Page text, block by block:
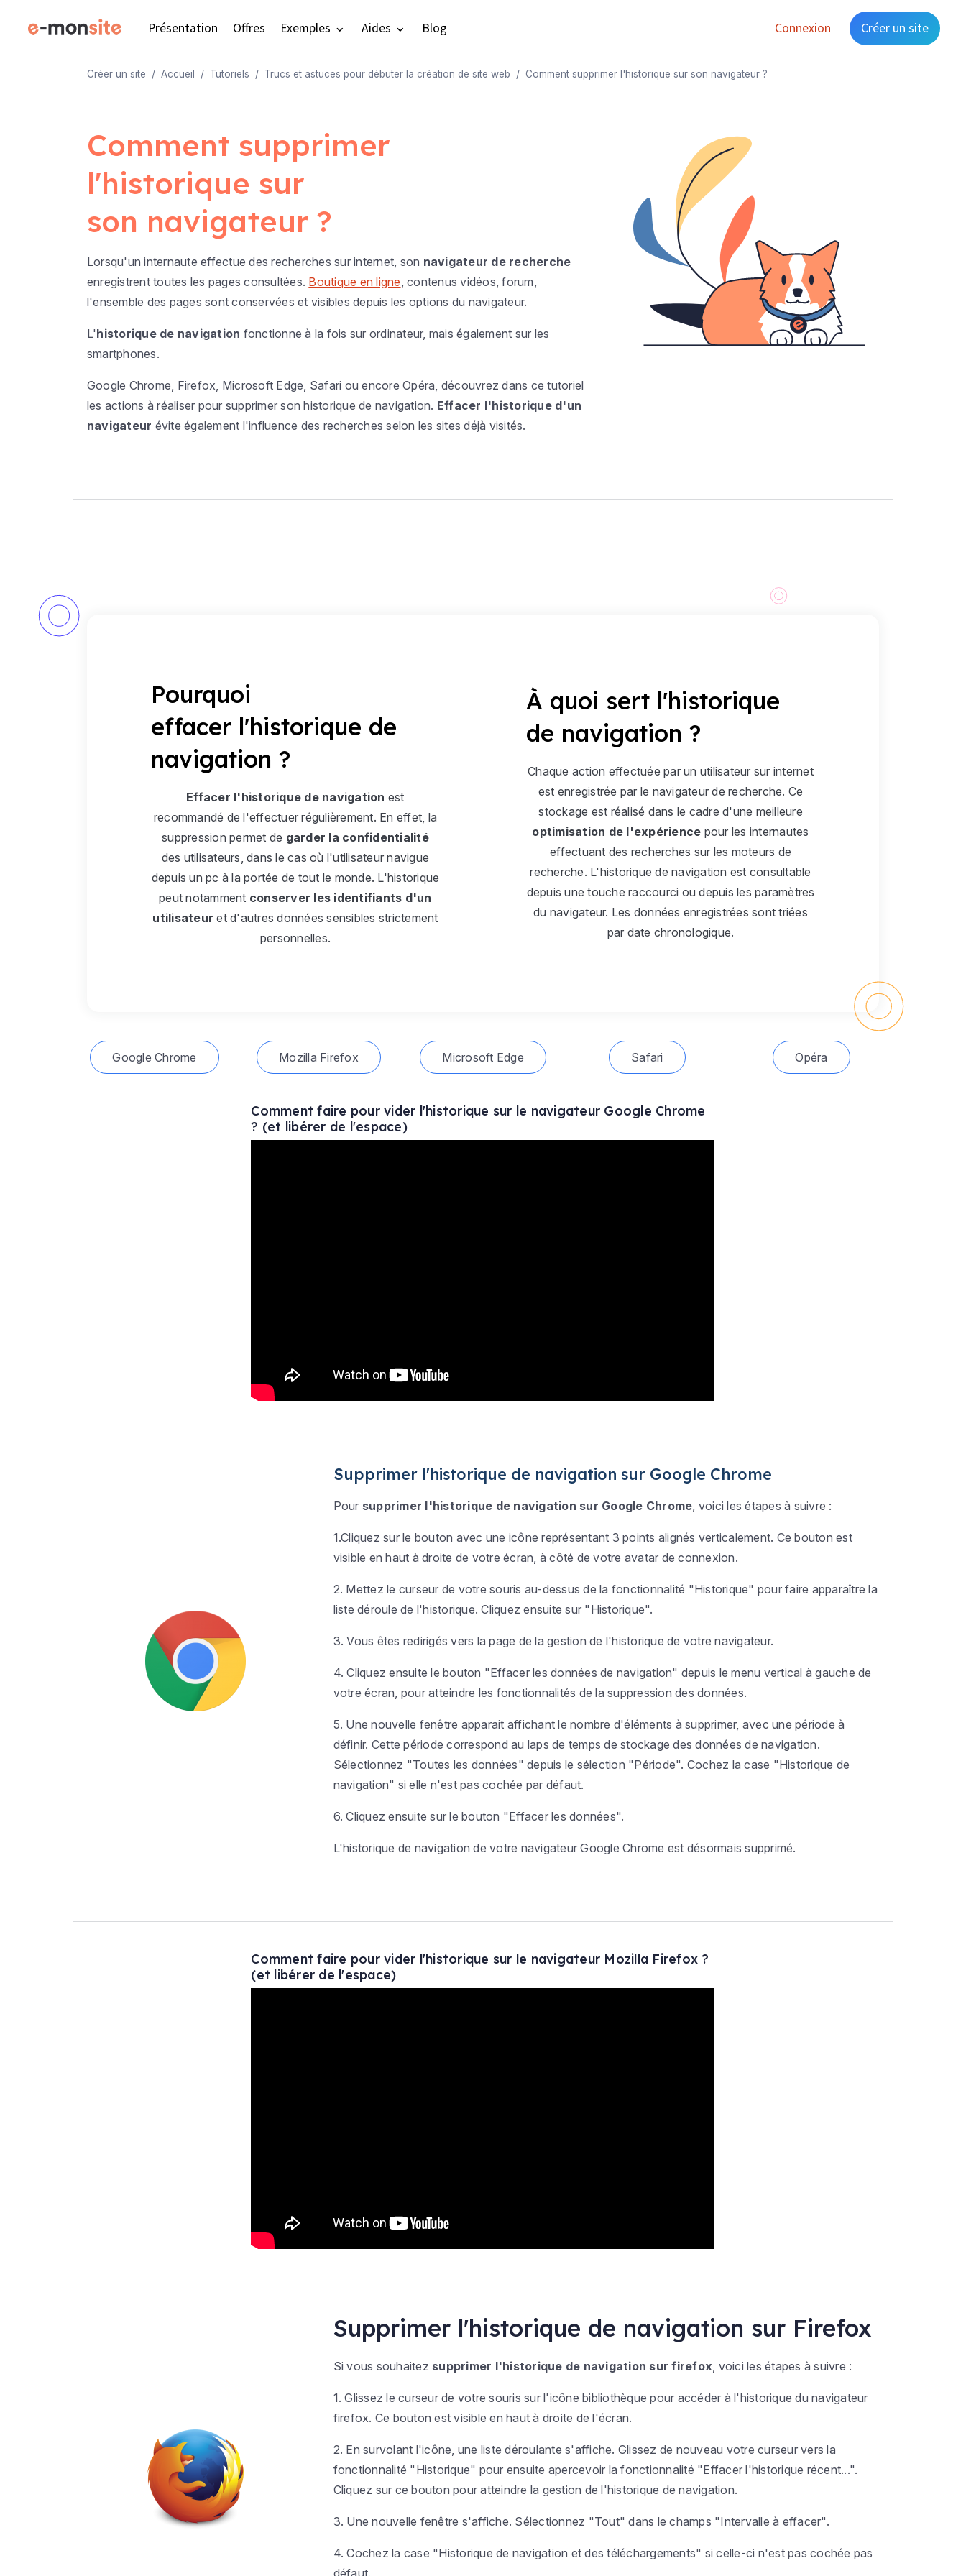
Présentation Offres Exemples Aides Blog Connexion Créer un site
Créer un site Accueil Tutoriels Trucs et astuces pour débuter la création de site web Comment supprimer l'historique sur son navigateur ?
Comment supprimer
l'historique sur
son navigateur ?
Lorsqu'un internaute effectue des recherches sur internet, son navigateur de recherche
enregistrent toutes les pages consultées. Boutique en ligne, contenus vidéos, forum,
l'ensemble des pages sont conservées et visibles depuis les options du navigateur.
L'historique de navigation fonctionne à la fois sur ordinateur, mais également sur les
smartphones.
Google Chrome, Firefox, Microsoft Edge, Safari ou encore Opéra, découvrez dans ce tutoriel
les actions à réaliser pour supprimer son historique de navigation. Effacer l'historique d'un
navigateur évite également l'influence des recherches selon les sites déjà visités.
Pourquoi
effacer l'historique de
navigation ?
Effacer l'historique de navigation est
recommandé de l'effectuer régulièrement. En effet, la
suppression permet de garder la confidentialité
des utilisateurs, dans le cas où l'utilisateur navigue
depuis un pc à la portée de tout le monde. L'historique
peut notamment conserver les identifiants d'un
utilisateur et d'autres données sensibles strictement
personnelles.
À quoi sert l'historique
de navigation ?
Chaque action effectuée par un utilisateur sur internet
est enregistrée par le navigateur de recherche. Ce
stockage est réalisé dans le cadre d'une meilleure
optimisation de l'expérience pour les internautes
effectuant des recherches sur les moteurs de
recherche. L'historique de navigation est consultable
depuis une touche raccourci ou depuis les paramètres
du navigateur. Les données enregistrées sont triées
par date chronologique.
Google Chrome Mozilla Firefox Microsoft Edge Safari Opéra
Comment faire pour vider l'historique sur le navigateur Google Chrome
? (et libérer de l'espace)
Supprimer l'historique de navigation sur Google Chrome
Pour supprimer l'historique de navigation sur Google Chrome, voici les étapes à suivre :
1.Cliquez sur le bouton avec une icône représentant 3 points alignés verticalement. Ce bouton est
visible en haut à droite de votre écran, à côté de votre avatar de connexion.
2. Mettez le curseur de votre souris au-dessus de la fonctionnalité "Historique" pour faire apparaître la
liste déroule de l'historique. Cliquez ensuite sur "Historique".
3. Vous êtes redirigés vers la page de la gestion de l'historique de votre navigateur.
4. Cliquez ensuite le bouton "Effacer les données de navigation" depuis le menu vertical à gauche de
votre écran, pour atteindre les fonctionnalités de la suppression des données.
5. Une nouvelle fenêtre apparait affichant le nombre d'éléments à supprimer, avec une période à
définir. Cette période correspond au laps de temps de stockage des données de navigation.
Sélectionnez "Toutes les données" depuis le sélection "Période". Cochez la case "Historique de
navigation" si elle n'est pas cochée par défaut.
6. Cliquez ensuite sur le bouton "Effacer les données".
L'historique de navigation de votre navigateur Google Chrome est désormais supprimé.
Comment faire pour vider l'historique sur le navigateur Mozilla Firefox ?
(et libérer de l'espace)
Supprimer l'historique de navigation sur Firefox
Si vous souhaitez supprimer l'historique de navigation sur firefox, voici les étapes à suivre :
1. Glissez le curseur de votre souris sur l'icône bibliothèque pour accéder à l'historique du navigateur
firefox. Ce bouton est visible en haut à droite de l'écran.
2. En survolant l'icône, une liste déroulante s'affiche. Glissez de nouveau votre curseur vers la
fonctionnalité "Historique" pour ensuite apercevoir la fonctionnalité "Effacer l'historique récent...".
Cliquez sur ce bouton pour atteindre la gestion de l'historique de navigation.
3. Une nouvelle fenêtre s'affiche. Sélectionnez "Tout" dans le champs "Intervalle à effacer".
4. Cochez la case "Historique de navigation et des téléchargements" si celle-ci n'est pas cochée pas